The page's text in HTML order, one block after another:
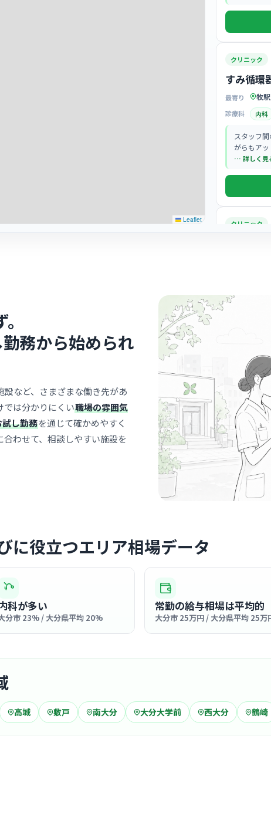
Leaflet
クリニック
すみ循環
最寄り 牧
診療科 内科
スタッフ
がらもアッ
… 詳しく見
クリニック
クリニック
病院
だいかく
医療法人秀明会
最寄り
牧
アットホ
すぐに馴
… 詳しく見る
医療法人
内科
「やさし
く親しま
病院
務から始められ
など、さまざまな働き先があ
では分かりにくい職場の雰囲気
し勤務を通じて確かめやすく
わせて、相談しやすい施設を
に役立つエリア相場データ
科が多い
分市 23% / 大分県平均 20%
常勤の給与相場は平均的
大分市 25万円 / 大分県平均 25万
高城 敷戸 南大分 大分大学前 西大分 鶴崎